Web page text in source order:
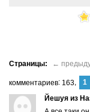
комментариев 163 1
Йешуя из